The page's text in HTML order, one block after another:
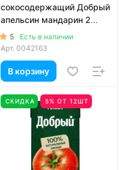
сокосодержащий Добрый
апельсин мандарин 2
литра
5
Есть в наличии
Арт. 0042163
В корзину
СКИДКА 5% ОТ 12ШТ